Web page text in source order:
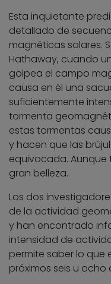
Esta inquietante
detallado de
magnéticas solares.
Hathaway, cuando
golpea el campo
causa en él una
suficientemente
tormenta
estas tormentas
y hacen que las
equivocada.
gran belleza.
Los dos
de la actividad
y han encontrado
intensidad de
permite saber lo que
próximos seis u ocho